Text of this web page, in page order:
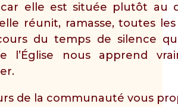
elle est située plutôt au
réunit, ramasse, toutes
du temps de silence
l’Église nous apprend
de la communauté vous